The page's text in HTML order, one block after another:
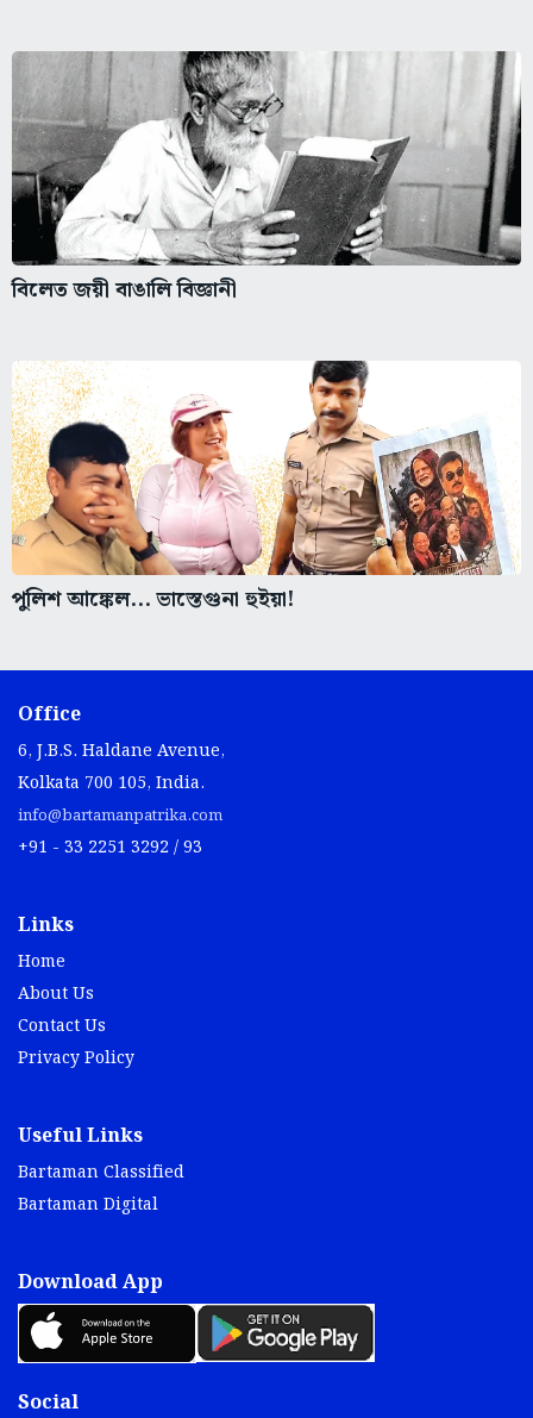
বিলেত জয়ী বাঙালি বিজ্ঞানী
পুলিশ আঙ্কেল... ভাস্তেগুনা হুইয়া!
Office
6, J.B.S. Haldane Avenue,
Kolkata 700 105, India.
info@bartamanpatrika.com
+91 - 33 2251 3292 / 93
Links
Home
About Us
Contact Us
Privacy Policy
Useful Links
Bartaman Classified
Bartaman Digital
Download App
Social